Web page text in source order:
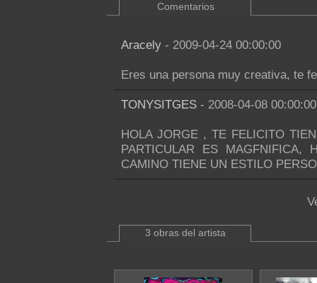
Comentarios
Aracely - 2009-04-24 00:00:00
Eres una persona muy creativa, te
TONYSITGES - 2008-04-08 00:00:00
HOLA JORGE , TE FELICITO
PARTICULAR ES MAGFNIFICA,
CAMINO TIENE UN ESTILO
3 obras del artista